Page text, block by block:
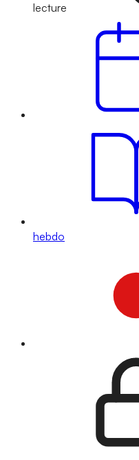
lecture
hebdo